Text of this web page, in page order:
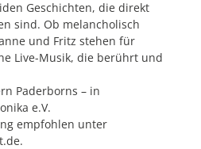
Geschichten, die direkt
sind. Ob melancholisch
und Fritz stehen für
Live-Musik, die berührt und
Paderborns – in
e.V.
empfohlen unter